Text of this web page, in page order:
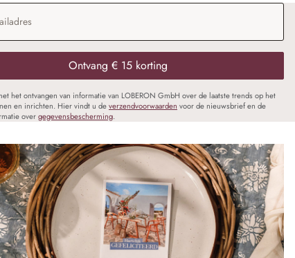
Ontvang € 15 korting
het ontvangen van informatie van LOBERON GmbH over de laatste trends op het
en inrichten. Hier vindt u deverzendvoorwaarden voor de nieuwsbrief en de
overgegevensbescherming.